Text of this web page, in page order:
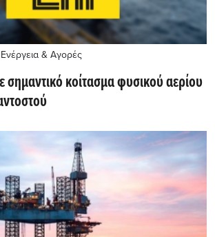
& Αγορές
κοίτασμα φυσικού αερίου